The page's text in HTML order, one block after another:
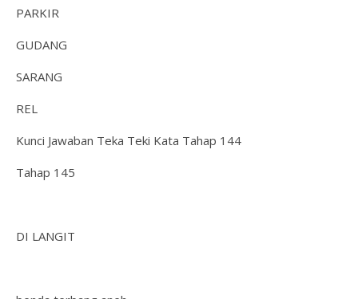
PARKIR
GUDANG
SARANG
REL
Kunci Jawaban Teka Teki Kata Tahap 144
Tahap 145
DI LANGIT